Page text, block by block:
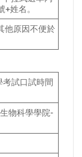
姓名。
他原因不便於
試口試時間
物科學學院-